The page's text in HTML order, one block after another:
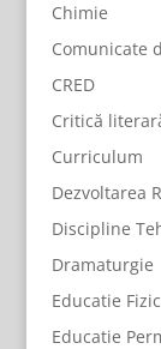
Chimie
Comunicate
CRED
Critică
Curriculum
Dezvoltarea
Discipline
Dramaturgie
Educatie
Educatie